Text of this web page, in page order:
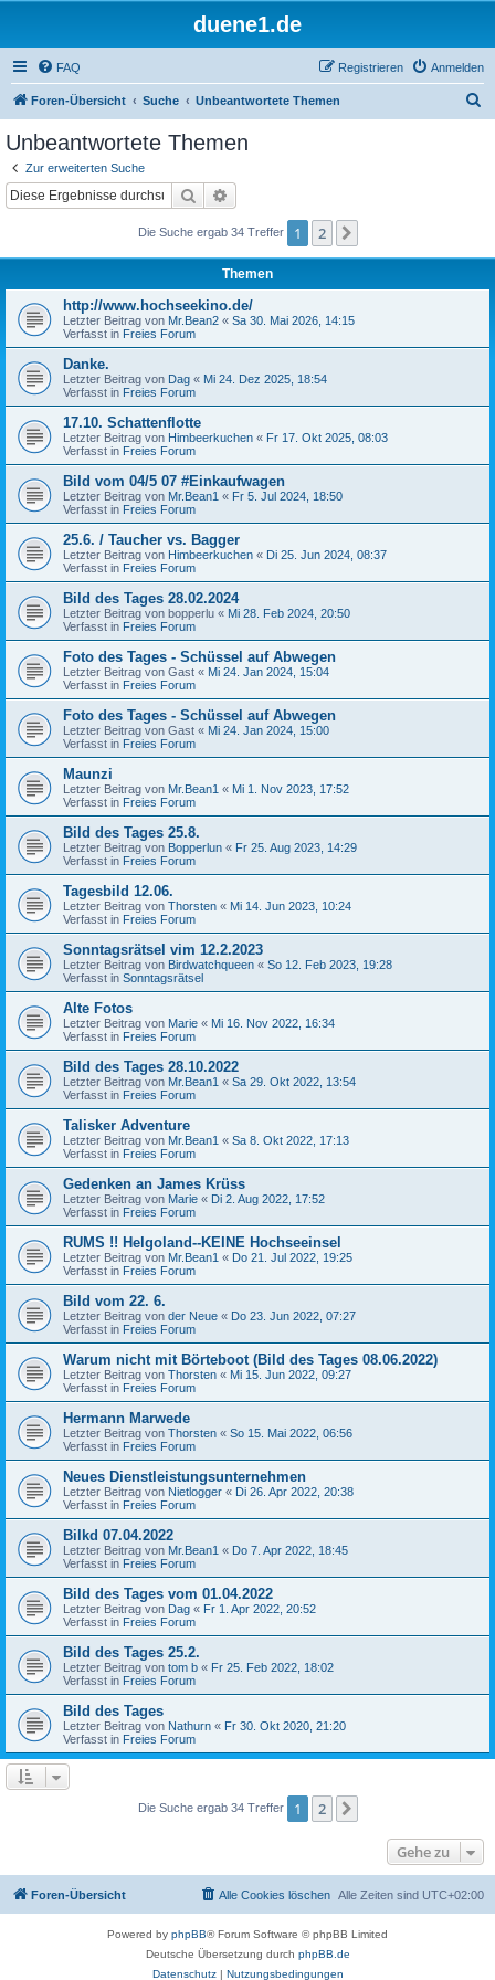
duene1.de
FAQ Anmelden
Registrieren
Foren-Übersicht Suche Unbeantwortete Themen
Unbeantwortete Themen
Zur erweiterten Suche
Suche
Die Suche ergab 34 Treffer 1 2
Themen
http://www.hochseekino.de/
Letzter Beitrag von Mr.Bean2 « Sa 30. Mai 2026, 14:15
Verfasst in Freies Forum
Danke.
Letzter Beitrag von Dag « Mi 24. Dez 2025, 18:54
Verfasst in Freies Forum
17.10. Schattenflotte
Letzter Beitrag von Himbeerkuchen « Fr 17. Okt 2025, 08:03
Verfasst in Freies Forum
Bild vom 04/5 07 #Einkaufwagen
Letzter Beitrag von Mr.Bean1 « Fr 5. Jul 2024, 18:50
Verfasst in Freies Forum
25.6. / Taucher vs. Bagger
Letzter Beitrag von Himbeerkuchen « Di 25. Jun 2024, 08:37
Verfasst in Freies Forum
Bild des Tages 28.02.2024
Letzter Beitrag von bopperlu « Mi 28. Feb 2024, 20:50
Verfasst in Freies Forum
Foto des Tages - Schüssel auf Abwegen
Letzter Beitrag von Gast « Mi 24. Jan 2024, 15:04
Verfasst in Freies Forum
Foto des Tages - Schüssel auf Abwegen
Letzter Beitrag von Gast « Mi 24. Jan 2024, 15:00
Verfasst in Freies Forum
Maunzi
Letzter Beitrag von Mr.Bean1 « Mi 1. Nov 2023, 17:52
Verfasst in Freies Forum
Bild des Tages 25.8.
Letzter Beitrag von Bopperlun « Fr 25. Aug 2023, 14:29
Verfasst in Freies Forum
Tagesbild 12.06.
Letzter Beitrag von Thorsten « Mi 14. Jun 2023, 10:24
Verfasst in Freies Forum
Sonntagsrätsel vim 12.2.2023
Letzter Beitrag von Birdwatchqueen « So 12. Feb 2023, 19:28
Verfasst in Sonntagsrätsel
Alte Fotos
Letzter Beitrag von Marie « Mi 16. Nov 2022, 16:34
Verfasst in Freies Forum
Bild des Tages 28.10.2022
Letzter Beitrag von Mr.Bean1 « Sa 29. Okt 2022, 13:54
Verfasst in Freies Forum
Talisker Adventure
Letzter Beitrag von Mr.Bean1 « Sa 8. Okt 2022, 17:13
Verfasst in Freies Forum
Gedenken an James Krüss
Letzter Beitrag von Marie « Di 2. Aug 2022, 17:52
Verfasst in Freies Forum
RUMS !! Helgoland--KEINE Hochseeinsel
Letzter Beitrag von Mr.Bean1 « Do 21. Jul 2022, 19:25
Verfasst in Freies Forum
Bild vom 22. 6.
Letzter Beitrag von der Neue « Do 23. Jun 2022, 07:27
Verfasst in Freies Forum
Warum nicht mit Börteboot (Bild des Tages 08.06.2022)
Letzter Beitrag von Thorsten « Mi 15. Jun 2022, 09:27
Verfasst in Freies Forum
Hermann Marwede
Letzter Beitrag von Thorsten « So 15. Mai 2022, 06:56
Verfasst in Freies Forum
Neues Dienstleistungsunternehmen
Letzter Beitrag von Nietlogger « Di 26. Apr 2022, 20:38
Verfasst in Freies Forum
Bilkd 07.04.2022
Letzter Beitrag von Mr.Bean1 « Do 7. Apr 2022, 18:45
Verfasst in Freies Forum
Bild des Tages vom 01.04.2022
Letzter Beitrag von Dag « Fr 1. Apr 2022, 20:52
Verfasst in Freies Forum
Bild des Tages 25.2.
Letzter Beitrag von tom b « Fr 25. Feb 2022, 18:02
Verfasst in Freies Forum
Bild des Tages
Letzter Beitrag von Nathurn « Fr 30. Okt 2020, 21:20
Verfasst in Freies Forum
Die Suche ergab 34 Treffer 1 2
Gehe zu
Foren-Übersicht Alle Zeiten sind UTC+02:00
Alle Cookies löschen
Powered by phpBB® Forum Software © phpBB Limited
Deutsche Übersetzung durch phpBB.de
Datenschutz| Nutzungsbedingungen